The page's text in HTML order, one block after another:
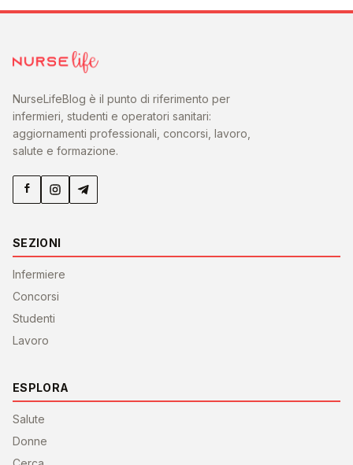
NurseLifeBlog è il punto di riferimento per
infermieri, studenti e operatori sanitari:
aggiornamenti professionali, concorsi, lavoro,
salute e formazione.
SEZIONI
Infermiere
Concorsi
Studenti
Lavoro
ESPLORA
Salute
Donne